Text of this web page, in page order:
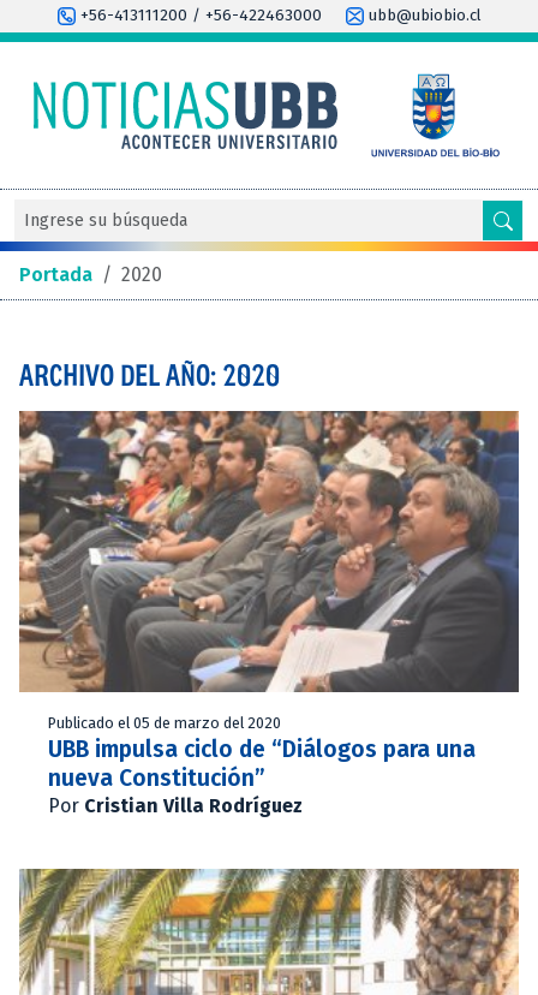
+56-413111200 / +56-422463000 ubb@ubiobio.cl
Portada / 2020
ARCHIVO DEL AÑO: 2020
Publicado el 05 de marzo del 2020
UBB impulsa ciclo de “Diálogos para una
nueva Constitución”
Por Cristian Villa Rodríguez